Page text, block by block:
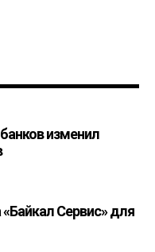
изменил
Сервис» для